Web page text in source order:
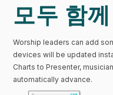
모두 함께
Worship leaders can add
devices will be updated
Charts to Presenter,
automatically advance.